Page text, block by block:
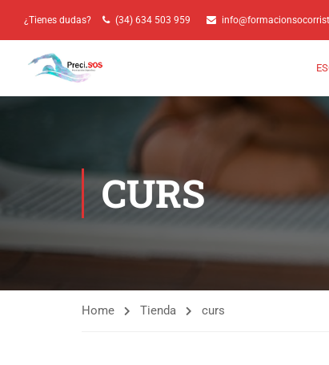
¿Tienes dudas? (34) 634 503 959
CURS
Home Tienda curs